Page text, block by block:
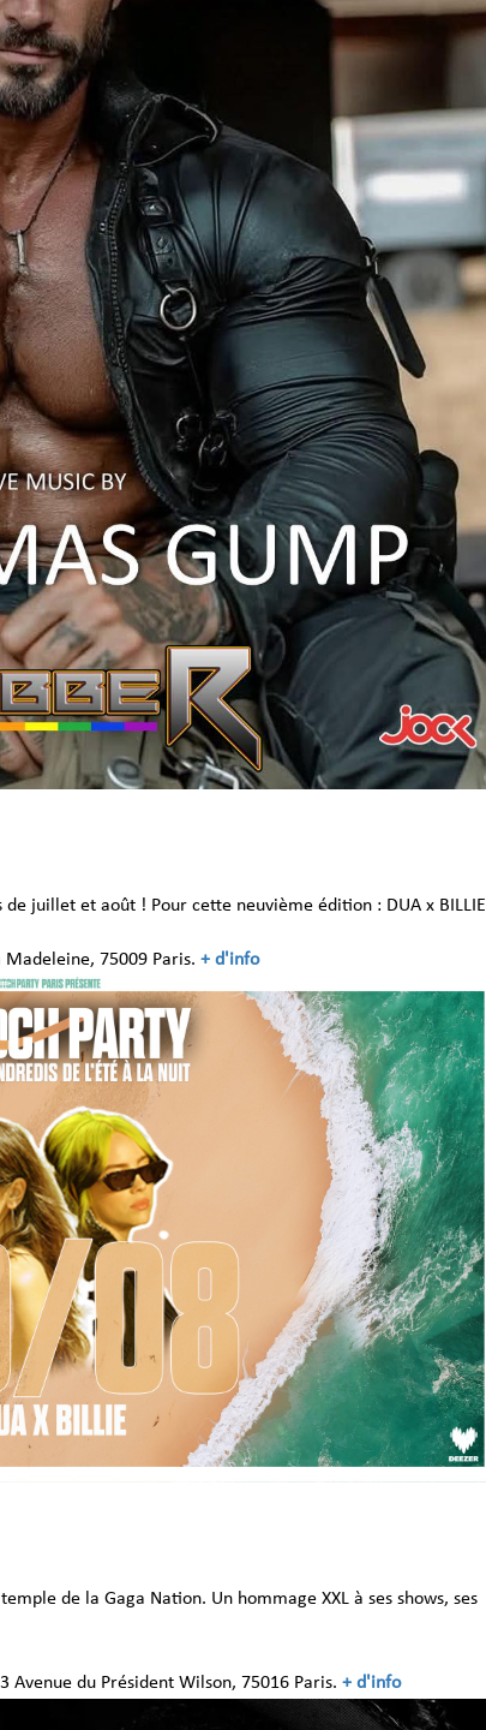
de juillet et août ! Pour cette neuvième édition : DUA x BILLIE
75009 Paris. + d'info
de la Gaga Nation. Un hommage XXL à ses shows, ses
Avenue du Président Wilson, 75016 Paris. + d'info